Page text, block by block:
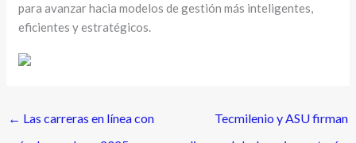
para avanzar hacia modelos de gestión más inteligentes,
eficientes y estratégicos.
← Las carreras en línea con
Tecmilenio y ASU firman